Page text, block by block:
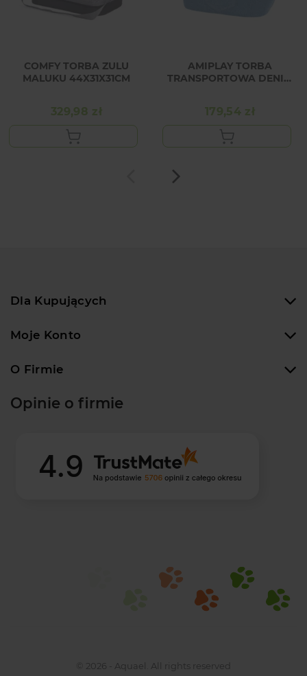
COMFY TORBA ZULU
MALUKU 44X31X31CM
Cena
329,98 zł
AMIPLAY TORBA
TRANSPORTOWA DENIM
Cena
179,54 zł
Dla Kupujących
Moje Konto
O Firmie
Opinie o firmie
© 2026 - Aquael. All rights reserved